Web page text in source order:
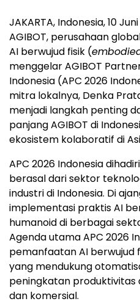
JAKARTA, Indonesia, 10
AGIBOT, perusahaan
AI berwujud fisik (
menggelar AGIBOT
Indonesia (APC 2026
mitra lokalnya, Denka
menjadi langkah penting
panjang AGIBOT di
ekosistem kolaboratif di
APC 2026 Indonesia
berasal dari sektor
industri di Indonesia. Di
implementasi praktis AI
humanoid di berbagai
Agenda utama APC 2026
pemanfaatan AI berwujud
yang mendukung
peningkatan produktivitas
dan komersial.